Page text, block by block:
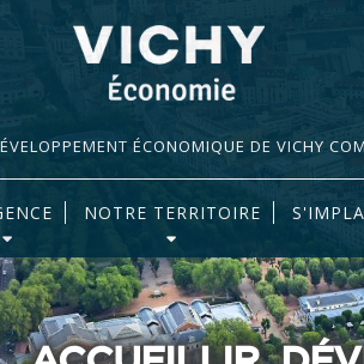
ÉCONOMIQUE DE VICHY
NOTRE TERRITOIRE